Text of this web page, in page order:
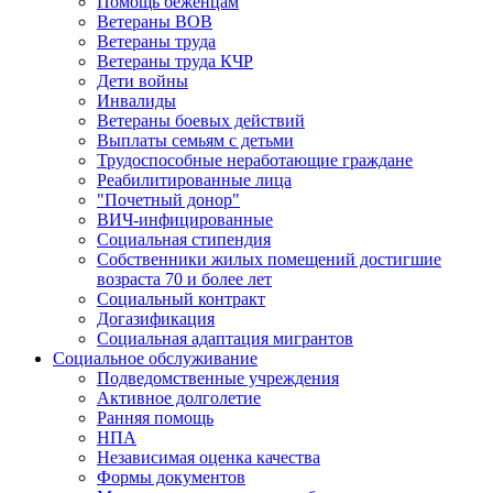
Ветераны ВОВ
Ветераны труда
Ветераны труда КЧР
Дети войны
Инвалиды
Ветераны боевых действий
Выплаты семьям с детьми
Трудоспособные неработающие граждане
Реабилитированные лица
"Почетный донор"
ВИЧ-инфицированные
Социальная стипендия
Собственники жилых помещений достигшие
возраста 70 и более лет
Социальный контракт
Догазификация
Социальная адаптация мигрантов
Социальное обслуживание
Подведомственные учреждения
Активное долголетие
Ранняя помощь
НПА
Независимая оценка качества
Формы документов